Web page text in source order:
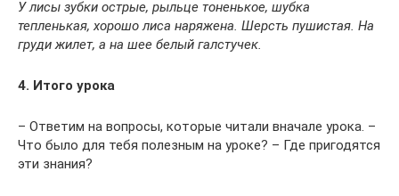
У лисы зубки острые, рыльце тоненькое, шубка
тепленькая, хорошо лиса наряжена. Шерсть пушистая. На
груди жилет, а на шее белый галстучек.
4. Итого урока
– Ответим на вопросы, которые читали вначале урока. –
Что было для тебя полезным на уроке? – Где пригодятся
эти знания?